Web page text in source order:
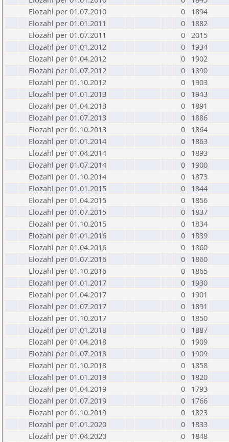
Elozahl per 01.07.2010
0
1894
Elozahl per 01.01.2011
0
1882
Elozahl per 01.07.2011
0 2015
Elozahl per 01.01.2012
0
1934
Elozahl per 01.04.2012
0
1902
Elozahl per 01.07.2012
0
1890
Elozahl per 01.10.2012
0
1903
Elozahl per 01.01.2013
0
1943
Elozahl per 01.04.2013
0
1891
Elozahl per 01.07.2013
0
1886
Elozahl per 01.10.2013
0
1864
Elozahl per 01.01.2014
0
1863
Elozahl per 01.04.2014
0
1893
Elozahl per 01.07.2014
0
1900
Elozahl per 01.10.2014
0
1873
Elozahl per 01.01.2015
0
1844
Elozahl per 01.04.2015
0
1856
Elozahl per 01.07.2015
0
1837
Elozahl per 01.10.2015
0
1834
Elozahl per 01.01.2016
0
1839
Elozahl per 01.04.2016
0
1860
Elozahl per 01.07.2016
0
1860
Elozahl per 01.10.2016
0
1865
Elozahl per 01.01.2017
0
1930
Elozahl per 01.04.2017
0
1901
Elozahl per 01.07.2017
0
1891
Elozahl per 01.10.2017
0
1850
Elozahl per 01.01.2018
0
1887
Elozahl per 01.04.2018
0
1909
Elozahl per 01.07.2018
0
1909
Elozahl per 01.10.2018
0
1858
Elozahl per 01.01.2019
0
1820
Elozahl per 01.04.2019
0
1793
Elozahl per 01.07.2019
0
1766
Elozahl per 01.10.2019
0
1823
Elozahl per 01.01.2020
0
1833
Elozahl per 01.04.2020
0
1848